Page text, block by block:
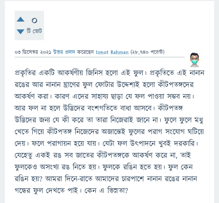
0
টি ভোট
03 ডিসেম্বর 2021 উত্তর প্রদান করেছেন Ismot Rahman (28,740 পয়েন্ট)
প্রকৃতির একটি আকর্ষণীয় জিনিস হলো এই ফুল। প্রকৃতিতে এই নানান
রঙের আর নানান ঘ্রাণের ফুল ফোটার উদ্দেশ্যই হলো কীটপতঙ্গদের
আকর্ষণ করা। কারণ এদের সাহায্য ছাড়া যে ফল পাওয়া সম্ভব নয়।
আর ফল না হলে উদ্ভিদের বংশগতিতে বাধা আসবে। কীটপতঙ্গ
উদ্ভিদের জন্য যে কী করে তা তারা নিজেরাই জানে না। ফুলে ফুলে মধু
খেতে গিয়ে কীটপতঙ্গ নিজেদের অজান্তেই ফুলের পরাগ সংযোগ ঘটিয়ে
দেয়। ফলে পরাগায়ন হয়ে যায়। যেটা ফল উৎপাদনে খুবই দরকারি।
যেহেতু একই রঙ সব জাতের কীটপতঙ্গকে আকর্ষণ করে না, তাই
ফুলকেও অসংখ্য রঙ নিতে হয়। ফুলকে রঙিন হতে হয়। ফুল কেন
রঙিন হয়? আমরা দিনে-রাতে আমাদের চারপাশে নানান রঙের নানান
গন্ধের ফুল দেখতে পাই। কেন এ ভিন্নতা?